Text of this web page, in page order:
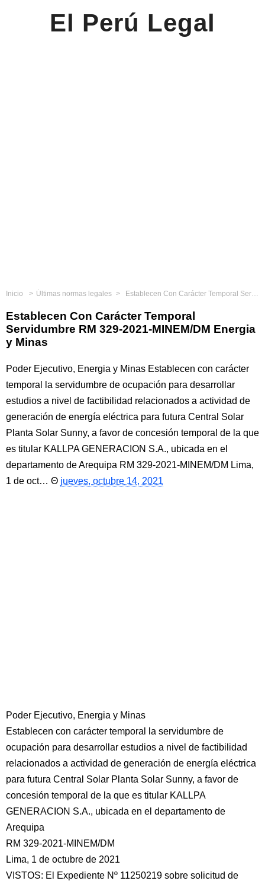
El Perú Legal
Inicio Últimas normas legales Establecen Con Carácter Temporal Servidumbre RM 329-2021-MINEM/DM Energia y Minas
Establecen Con Carácter Temporal
Servidumbre RM 329-2021-MINEM/DM Energia
y Minas
Poder Ejecutivo, Energia y Minas Establecen con carácter
temporal la servidumbre de ocupación para desarrollar
estudios a nivel de factibilidad relacionados a actividad de
generación de energía eléctrica para futura Central Solar
Planta Solar Sunny, a favor de concesión temporal de la que
es titular KALLPA GENERACION S.A., ubicada en el
departamento de Arequipa RM 329-2021-MINEM/DM Lima,
1 de oct…
jueves, octubre 14, 2021
Poder Ejecutivo, Energia y Minas
Establecen con carácter temporal la servidumbre de
ocupación para desarrollar estudios a nivel de factibilidad
relacionados a actividad de generación de energía eléctrica
para futura Central Solar Planta Solar Sunny, a favor de
concesión temporal de la que es titular KALLPA
GENERACION S.A., ubicada en el departamento de
Arequipa
RM 329-2021-MINEM/DM
Lima, 1 de octubre de 2021
VISTOS: El Expediente Nº 11250219 sobre solicitud de